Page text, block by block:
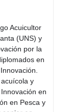
Acuicultor
(UNS) y
por la
en
y
en
en Pesca y